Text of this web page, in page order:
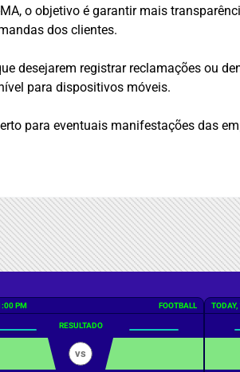
o objetivo é garantir mais
dos clientes.
desejarem registrar reclamações ou
para dispositivos móveis.
para eventuais manifestações das